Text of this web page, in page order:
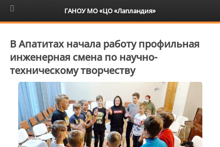
6+
В Апатитах начала работу профильная
инженерная смена по научно-
техническому творчеству
ГАНОУ МО «ЦО «Лапландия»